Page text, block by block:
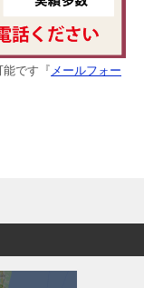
能です『 メールフォー